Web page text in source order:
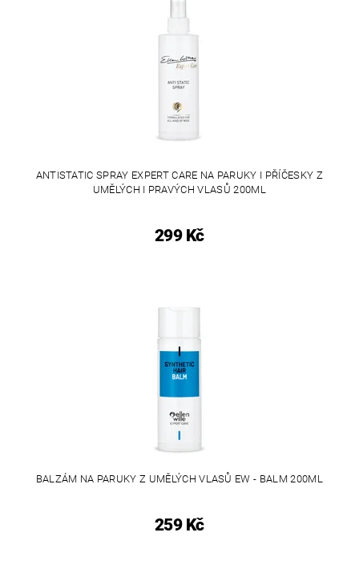
ANTISTATIC SPRAY EXPERT CARE NA PARUKY I PŘÍČESKY Z
UMĚLÝCH I PRAVÝCH VLASŮ 200ML
299 Kč
BALZÁM NA PARUKY Z UMĚLÝCH VLASŮ EW - BALM 200ML
259 Kč